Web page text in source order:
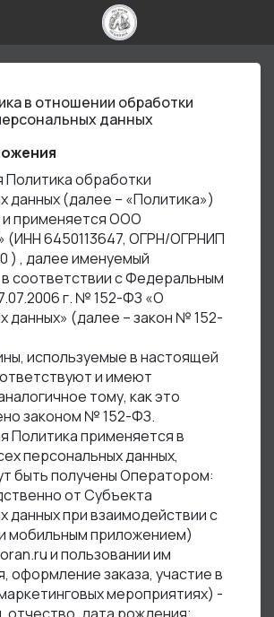
в отношении обработки
данных
Политика обработки
данных (далее – «Политика»)
и применяется ООО
(ИНН 6450113647, ОГРН/ОГРНИП
) , далее именуемый
соответствии с Федеральным
г. № 152-ФЗ «О
данных» (далее – закон № 152-
используемые в настоящей
и имеют
тому, как это
законом № 152-ФЗ.
Политика применяется в
персональных данных,
быть получены Оператором:
от Субъекта
данных при взаимодействии с
мобильным приложением)
и пользовании им
оформление заказа, участие в
мероприятиях) -